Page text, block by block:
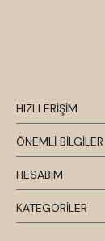
HIZLI ERİŞİM
ÖNEMLİ BİLGİLER
HESABIM
KATEGORİLER